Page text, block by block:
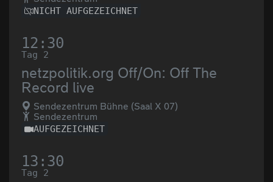
NICHT AUFGEZEICHNET
12:30
Tag 2
netzpolitik.org Off/On: Off The
Record live
Sendezentrum Bühne (Saal X 07)
Sendezentrum
AUFGEZEICHNET
13:30
Tag 2